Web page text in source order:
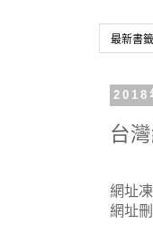
最新書籤
2018
台
網址
網址